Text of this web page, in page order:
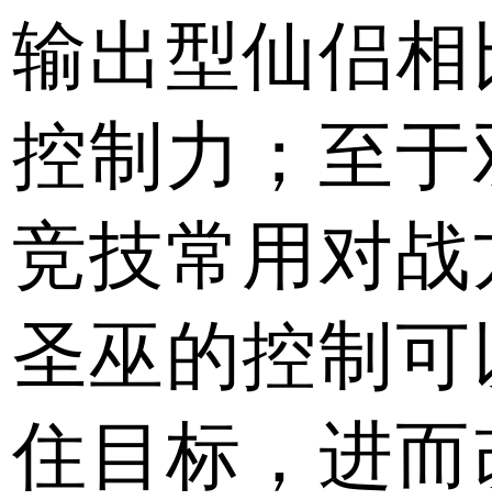
输出型仙侣
控制力；至
竞技常用对
圣巫的控制
住目标，进